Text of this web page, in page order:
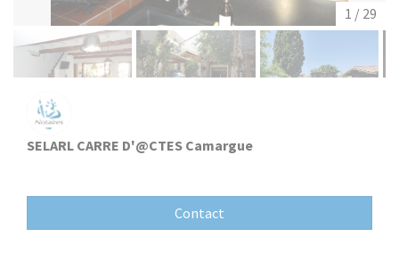
1 / 29
SELARL CARRE D'@CTES Camargue
Contact